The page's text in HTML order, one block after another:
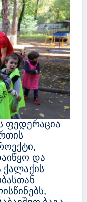
ფედერაცია
და
ქალაქის